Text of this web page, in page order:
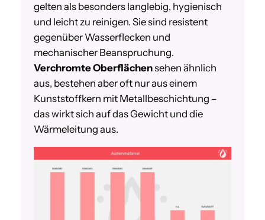
gelten als besonders langlebig, hygienisch
und leicht zu reinigen. Sie sind resistent
gegenüber Wasserflecken und
mechanischer Beanspruchung.
Verchromte Oberflächensehen ähnlich
aus, bestehen aber oft nur aus einem
Kunststoffkern mit Metallbeschichtung –
das wirkt sich auf das Gewicht und die
Wärmeleitung aus.